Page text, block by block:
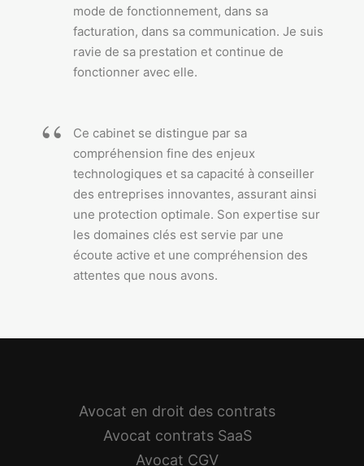
mode de fonctionnement, dans sa
facturation, dans sa communication. Je suis
ravie de sa prestation et continue de
fonctionner avec elle.
Ce cabinet se distingue par sa
compréhension fine des enjeux
technologiques et sa capacité à conseiller
des entreprises innovantes, assurant ainsi
une protection optimale. Son expertise sur
les domaines clés est servie par une
écoute active et une compréhension des
attentes que nous avons.
Avocat en droit des contrats
Avocat contrats SaaS
Avocat CGV